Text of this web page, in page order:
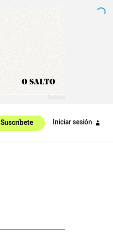
Suscríbete Iniciar sesión